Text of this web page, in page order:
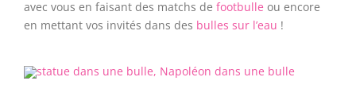
avec vous en faisant des matchs de footbulle ou encore
en mettant vos invités dans des bulles sur l’eau !